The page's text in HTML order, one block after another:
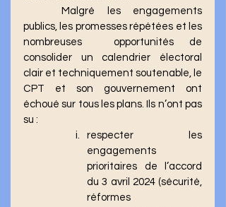
publics, les promesses répétées et les
nombreuses  opportunités de
consolider un calendrier électoral
clair et techniquement soutenable, le
CPT et son gouvernement ont
échoué sur tous les plans. Ils n’ont pas
su :
respecter les
engagements
prioritaires de l’accord
du 3 avril 2024 (sécurité,
réformes